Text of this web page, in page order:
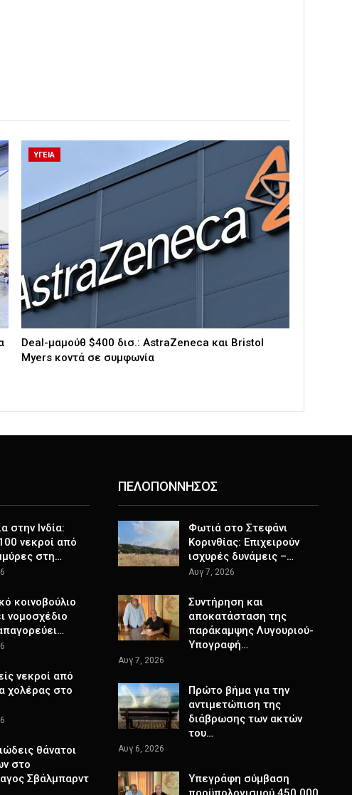
ΥΓΕΙΑ
Deal-μαμούθ $400 δισ.: AstraZeneca και Bristol
Myers κοντά σε συμφωνία
στην Ινδία:
νεκροί από
στη…
κοινοβούλιο
νομοσχέδιο
νεκροί από
χολέρας στο
θάνατοι
στο
Σβάλμπαρντ
ΠΕΛΟΠΟΝΝΗΣΟΣ
Φωτιά στο Στεφάνι
Κορινθίας: Επιχειρούν
ισχυρές δυνάμεις –…
Αυγ 7, 2026
Συντήρηση και
αποκατάσταση της
παράκαμψης Λυγουριού-
Υπογραφή…
Αυγ 7, 2026
Πρώτο βήμα για την
αντιμετώπιση της
διάβρωσης των ακτών
του…
Αυγ 6, 2026
Υπεγράφη σύμβαση